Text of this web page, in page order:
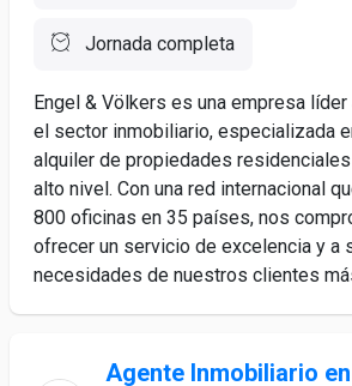
Jornada completa
Engel & Völkers es una empresa
el sector inmobiliario, especializada
alquiler de propiedades
alto nivel. Con una red internacional
800 oficinas en 35 países, nos
ofrecer un servicio de excelencia y a
necesidades de nuestros clientes
Agente Inmobiliario